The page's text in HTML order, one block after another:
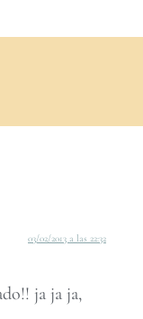
03/02/2013 a las 22:32
ja ja ja,